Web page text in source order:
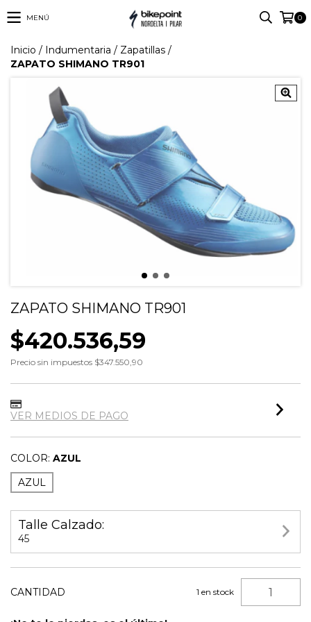
MENÚ 0
Inicio / Indumentaria / Zapatillas /
ZAPATO SHIMANO TR901
ZAPATO SHIMANO TR901
$420.536,59
Precio sin impuestos $347.550,90
VER MEDIOS DE PAGO
COLOR: AZUL
AZUL
Talle Calzado:
45
CANTIDAD 1 en stock